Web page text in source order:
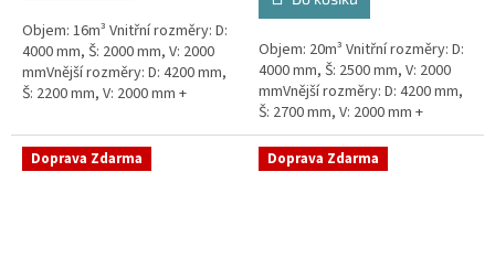
hvězdiček.
Objem: 16m³ Vnitřní rozměry: D:
4000 mm, Š: 2000 mm, V: 2000
mmVnější rozměry: D: 4200 mm,
Š: 2200 mm, V: 2000 mm +
NÁDRŽE - VNĚJŠÍ VYSTUŽENÍ. NA
PŘÁNÍ...
Objem: 20m³ Vnitřní rozměry: D:
4000 mm, Š: 2500 mm, V: 2000
mmVnější rozměry: D: 4200 mm,
Š: 2700 mm, V: 2000 mm +
komínek ZÁKLADNÍ VARIANTA
NÁDRŽE - VNĚJŠÍ VYSTUŽENÍ. NA
PŘÁNÍ...
Doprava Zdarma Doprava Zdarma